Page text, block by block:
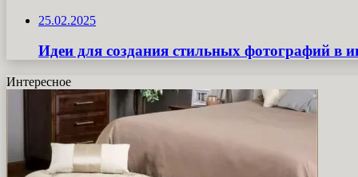
25.02.2025
Идеи для создания стильных фотографий в
Интересное